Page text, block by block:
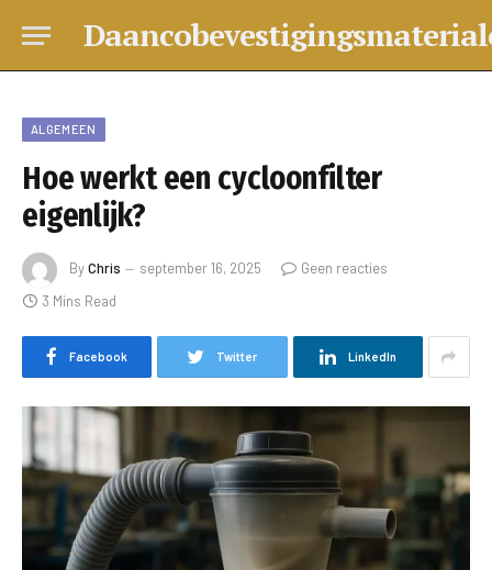
ALGEMEEN
Hoe werkt een cycloonfilter
eigenlijk?
ByChris september 16, 2025
Geen reacties
3 Mins Read
Facebook Twitter LinkedIn